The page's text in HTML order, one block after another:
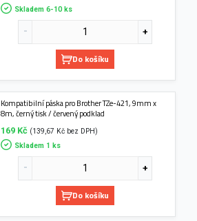
Skladem 6-10 ks
Do košíku
Kompatibilní páska pro Brother TZe-421, 9mm x
8m, černý tisk / červený podklad
169 Kč (139,67 Kč bez DPH)
Skladem 1 ks
Do košíku